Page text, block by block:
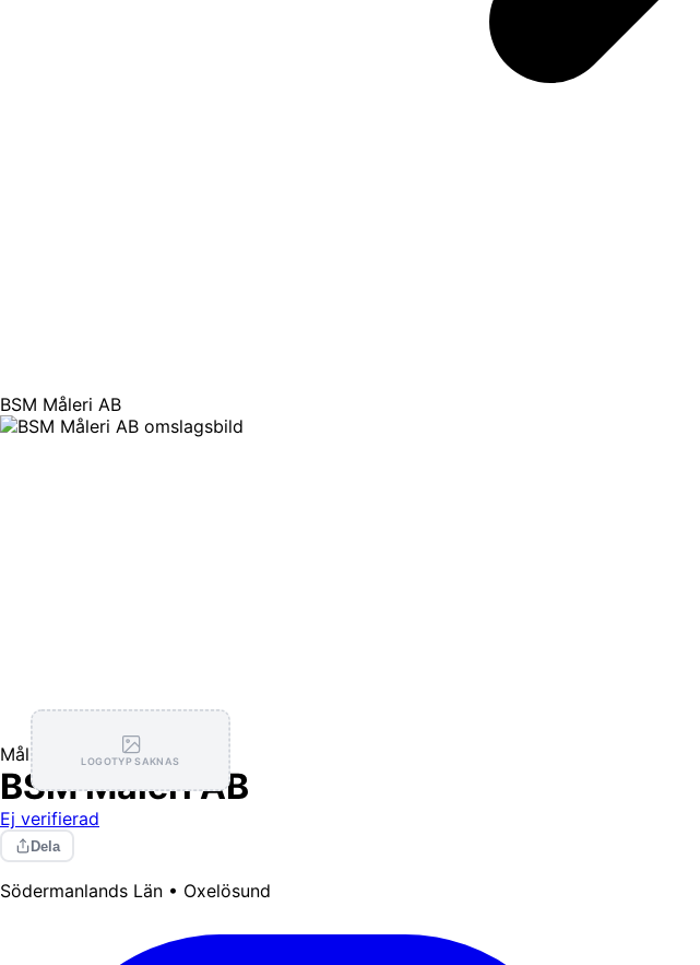
BSM Måleri AB
LOGOTYP SAKNAS
Målning / Tapetsering
BSM Måleri AB
Ej verifierad
Dela
Södermanlands Län • Oxelösund